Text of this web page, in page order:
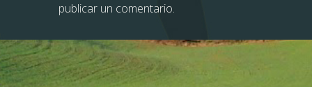
publicar un comentario.